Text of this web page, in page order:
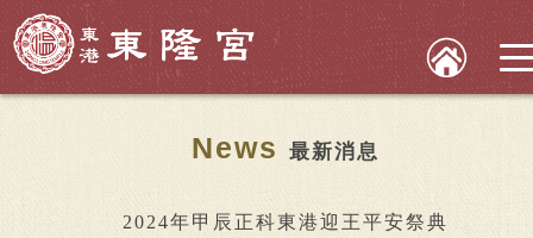
News 最新消息
2024年甲辰正科東港迎王平安祭典